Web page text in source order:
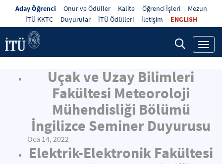
Aday Öğrenci Onur ve Ödüller Kalite Öğrenci İşleri
Mezun
İTÜ KKTC
Duyurular İTÜ Ödülleri İletişim ENGLISH
Uçak ve Uzay Bilimleri
Fakültesi Meteoroloji
Mühendisliği Bölümü
İngilizce Seminer Duyurusu
Oca 14, 2022
Elektrik-Elektronik Fakültesi